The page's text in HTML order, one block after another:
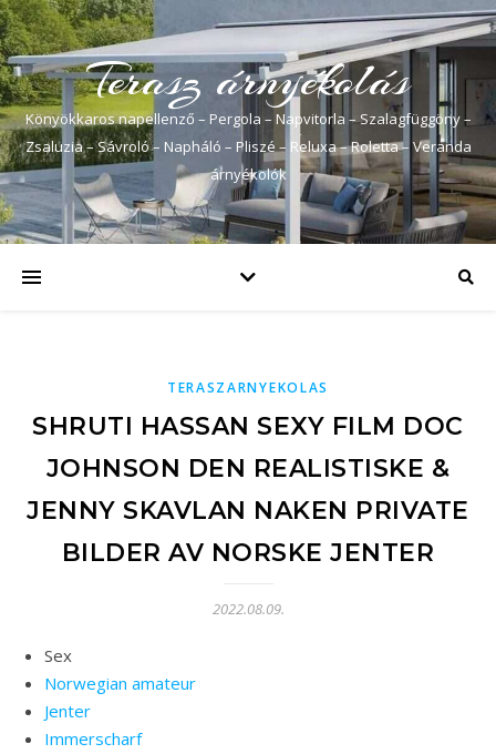
Terasz árnyékolás
Könyökkaros napellenző – Pergola – Napvitorla – Szalagfüggöny –
Zsaluzia – Sávroló – Napháló – Pliszé – Reluxa – Roletta – Veranda
árnyékolók
TERASZARNYEKOLAS
SHRUTI HASSAN SEXY FILM DOC
JOHNSON DEN REALISTISKE &
JENNY SKAVLAN NAKEN PRIVATE
BILDER AV NORSKE JENTER
2022.08.09.
Sex
Norwegian amateur
Jenter
Immerscharf